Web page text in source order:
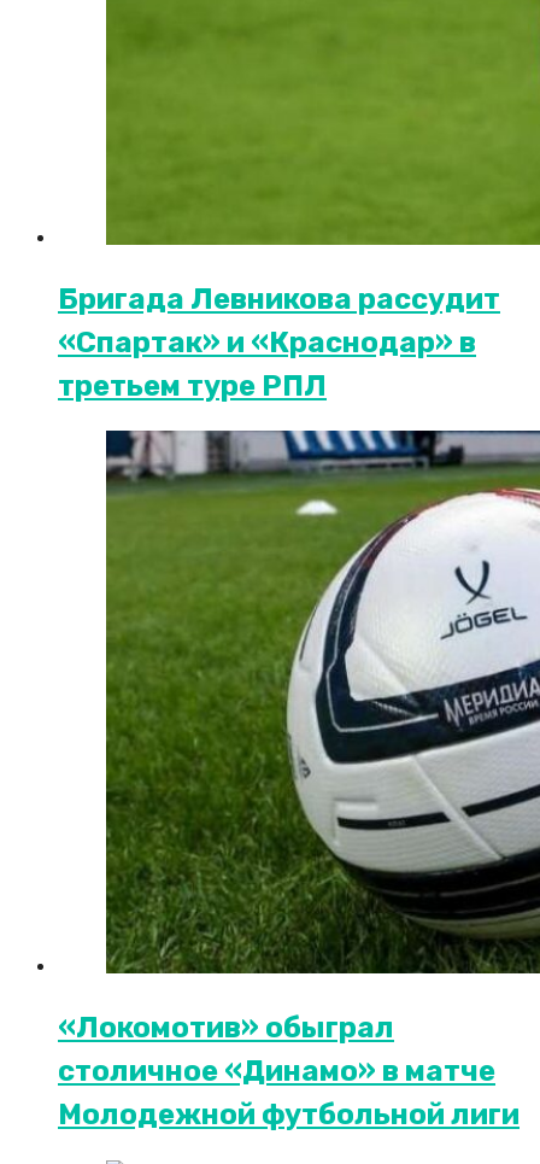
Бригада Левникова рассудит
«Спартак» и «Краснодар» в
третьем туре РПЛ
«Локомотив» обыграл
столичное «Динамо» в матче
Молодежной футбольной лиги